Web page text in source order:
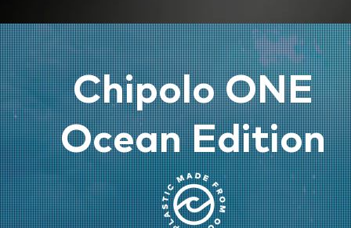
Chipolo ONE
Ocean Edition